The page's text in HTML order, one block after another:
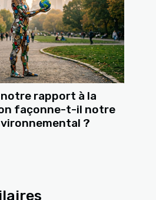
rapport à la
façonne-t-il notre
?